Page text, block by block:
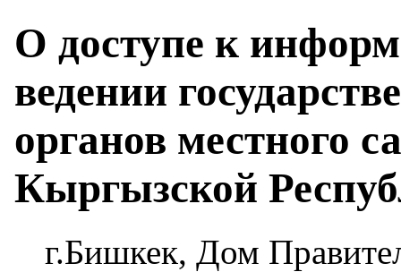
О доступе к
ведении
органов местного
Кыргызской
г.Бишкек, Дом